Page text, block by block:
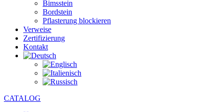
Bimsstein
Bordstein
Pflasterung blockieren
Verweise
Zertifizierung
Kontakt
CATALOG